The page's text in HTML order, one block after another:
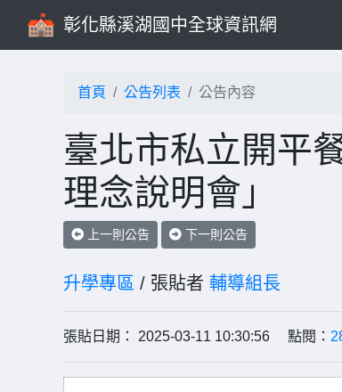
彰化縣溪湖國中全球資訊網
首頁 公告列表 公告內容
臺北市私立開平
理念說明會」
上一則公告 下一則公告
升學專區 / 張貼者 輔導組長
張貼日期： 2025-03-11 10:30:56 點閱：